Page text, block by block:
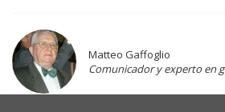
Matteo Gaffoglio
Comunicador y experto en